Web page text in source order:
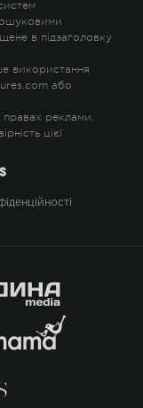
в підзаголовку
використання
або
правах реклами.
цієї